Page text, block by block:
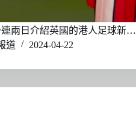
連兩日介紹英國的港人足球新…
道
2024-04-22